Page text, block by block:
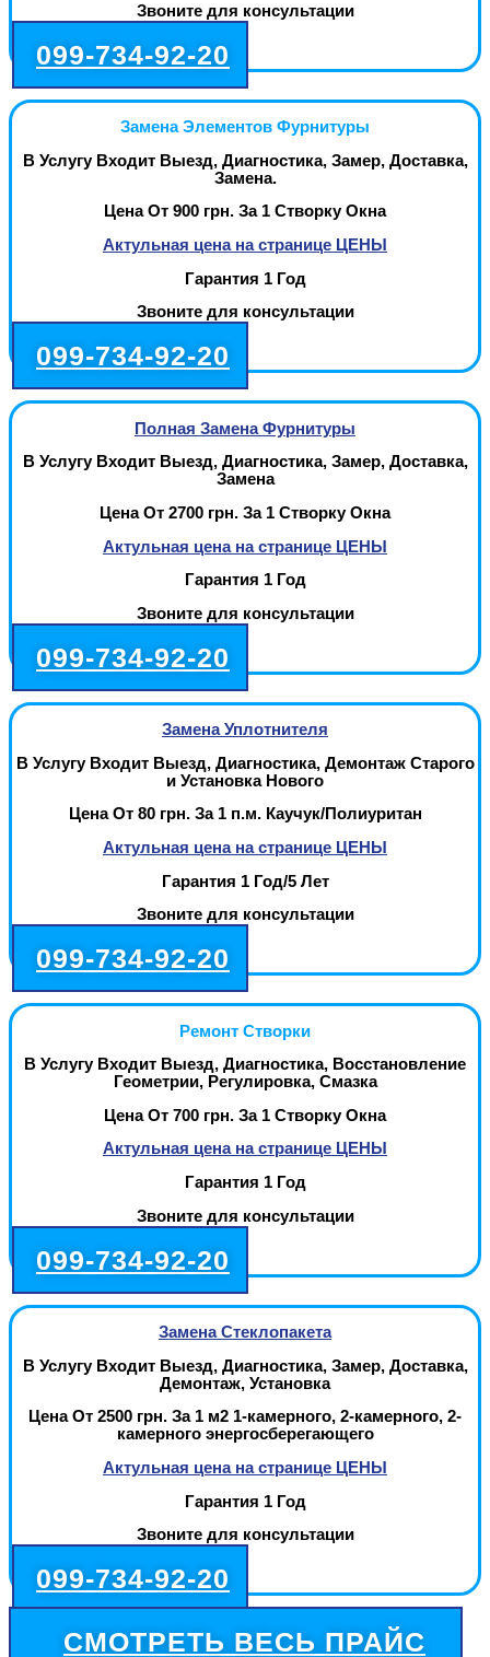
Звоните для консультации
099-734-92-20
Замена Элементов Фурнитуры
В Услугу Входит Выезд, Диагностика, Замер, Доставка,
Замена.
Цена От 900 грн. За 1 Створку Окна
Актульная цена на странице ЦЕНЫ
Гарантия 1 Год
Звоните для консультации
099-734-92-20
Полная Замена Фурнитуры
В Услугу Входит Выезд, Диагностика, Замер, Доставка,
Замена
Цена От 2700 грн. За 1 Створку Окна
Актульная цена на странице ЦЕНЫ
Гарантия 1 Год
Звоните для консультации
099-734-92-20
Замена Уплотнителя
В Услугу Входит Выезд, Диагностика, Демонтаж Старого
и Установка Нового
Цена От 80 грн. За 1 п.м. Каучук/Полиуритан
Актульная цена на странице ЦЕНЫ
Гарантия 1 Год/5 Лет
Звоните для консультации
099-734-92-20
Ремонт Створки
В Услугу Входит Выезд, Диагностика, Восстановление
Геометрии, Регулировка, Смазка
Цена От 700 грн. За 1 Створку Окна
Актульная цена на странице ЦЕНЫ
Гарантия 1 Год
Звоните для консультации
099-734-92-20
Замена Стеклопакета
В Услугу Входит Выезд, Диагностика, Замер, Доставка,
Демонтаж, Установка
Цена От 2500 грн. За 1 м2 1-камерного, 2-камерного, 2-
камерного энергосберегающего
Актульная цена на странице ЦЕНЫ
Гарантия 1 Год
Звоните для консультации
099-734-92-20
СМОТРЕТЬ ВЕСЬ ПРАЙС